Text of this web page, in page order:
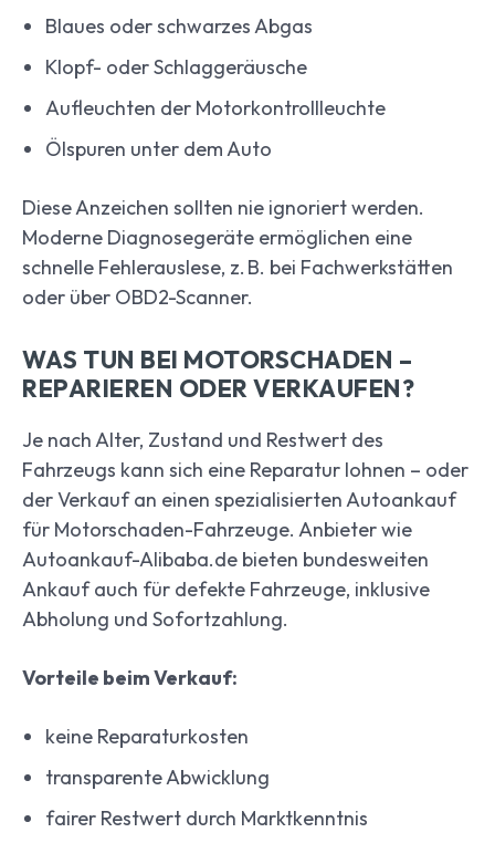
Blaues oder schwarzes Abgas
Klopf- oder Schlaggeräusche
Aufleuchten der Motorkontrollleuchte
Ölspuren unter dem Auto
Diese Anzeichen sollten nie ignoriert werden.
Moderne Diagnosegeräte ermöglichen eine
schnelle Fehlerauslese, z. B. bei Fachwerkstätten
oder über OBD2-Scanner.
WAS TUN BEI MOTORSCHADEN –
REPARIEREN ODER VERKAUFEN?
Je nach Alter, Zustand und Restwert des
Fahrzeugs kann sich eine Reparatur lohnen – oder
der Verkauf an einen spezialisierten Autoankauf
für Motorschaden-Fahrzeuge. Anbieter wie
Autoankauf-Alibaba.de bieten bundesweiten
Ankauf auch für defekte Fahrzeuge, inklusive
Abholung und Sofortzahlung.
Vorteile beim Verkauf:
keine Reparaturkosten
transparente Abwicklung
fairer Restwert durch Marktkenntnis